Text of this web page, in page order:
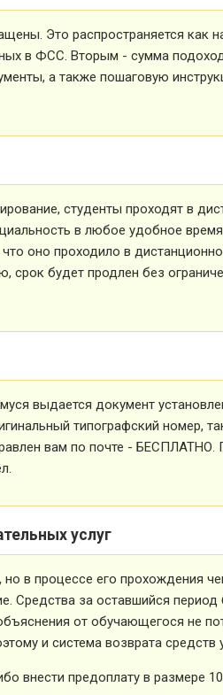
Это распространяется как
в ФСС. Вторым - сумма
а также пошаговую
студенты проходят в
в любое удобное
оно проходило в
срок будет продлен без
выдается документ
типографский номер,
вам по почте - БЕСПЛАТНО.
услуг
в процессе его прохождения
Средства за оставшийся
от обучающегося не
и система возврата средств
внести предоплату в размере